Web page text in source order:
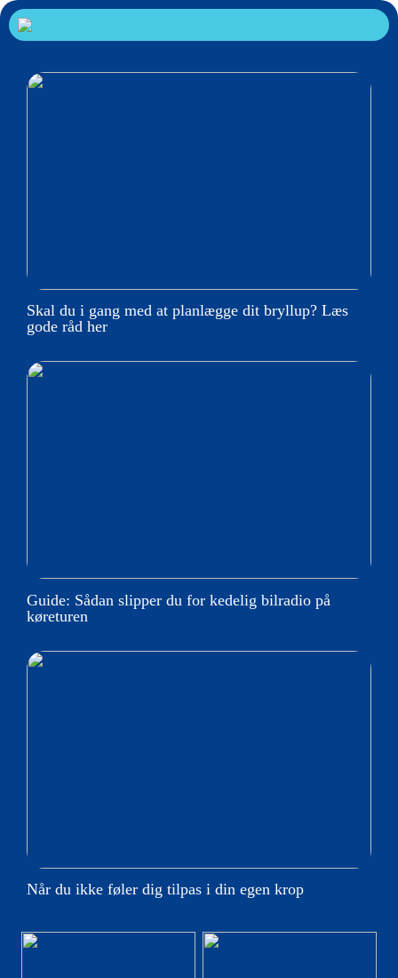
Skal du i gang med at planlægge dit bryllup? Læs
gode råd her
Guide: Sådan slipper du for kedelig bilradio på
køreturen
Når du ikke føler dig tilpas i din egen krop